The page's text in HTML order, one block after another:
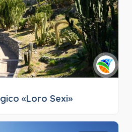
«Loro Sexi»